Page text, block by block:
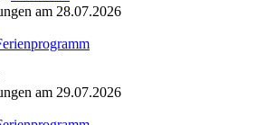
am 28.07.2026
am 29.07.2026